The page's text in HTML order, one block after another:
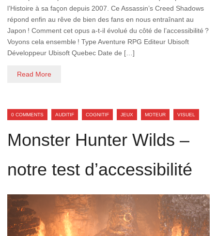
l’Histoire à sa façon depuis 2007. Ce Assassin’s Creed Shadows
répond enfin au rêve de bien des fans en nous entraînant au
Japon ! Comment cet opus a-t-il évolué du côté de l’accessibilité ?
Voyons cela ensemble ! Type Aventure RPG Editeur Ubisoft
Développeur Ubisoft Quebec Date de […]
Read More
0 COMMENTS AUDITIF COGNITIF JEUX MOTEUR VISUEL
Monster Hunter Wilds –
notre test d’accessibilité